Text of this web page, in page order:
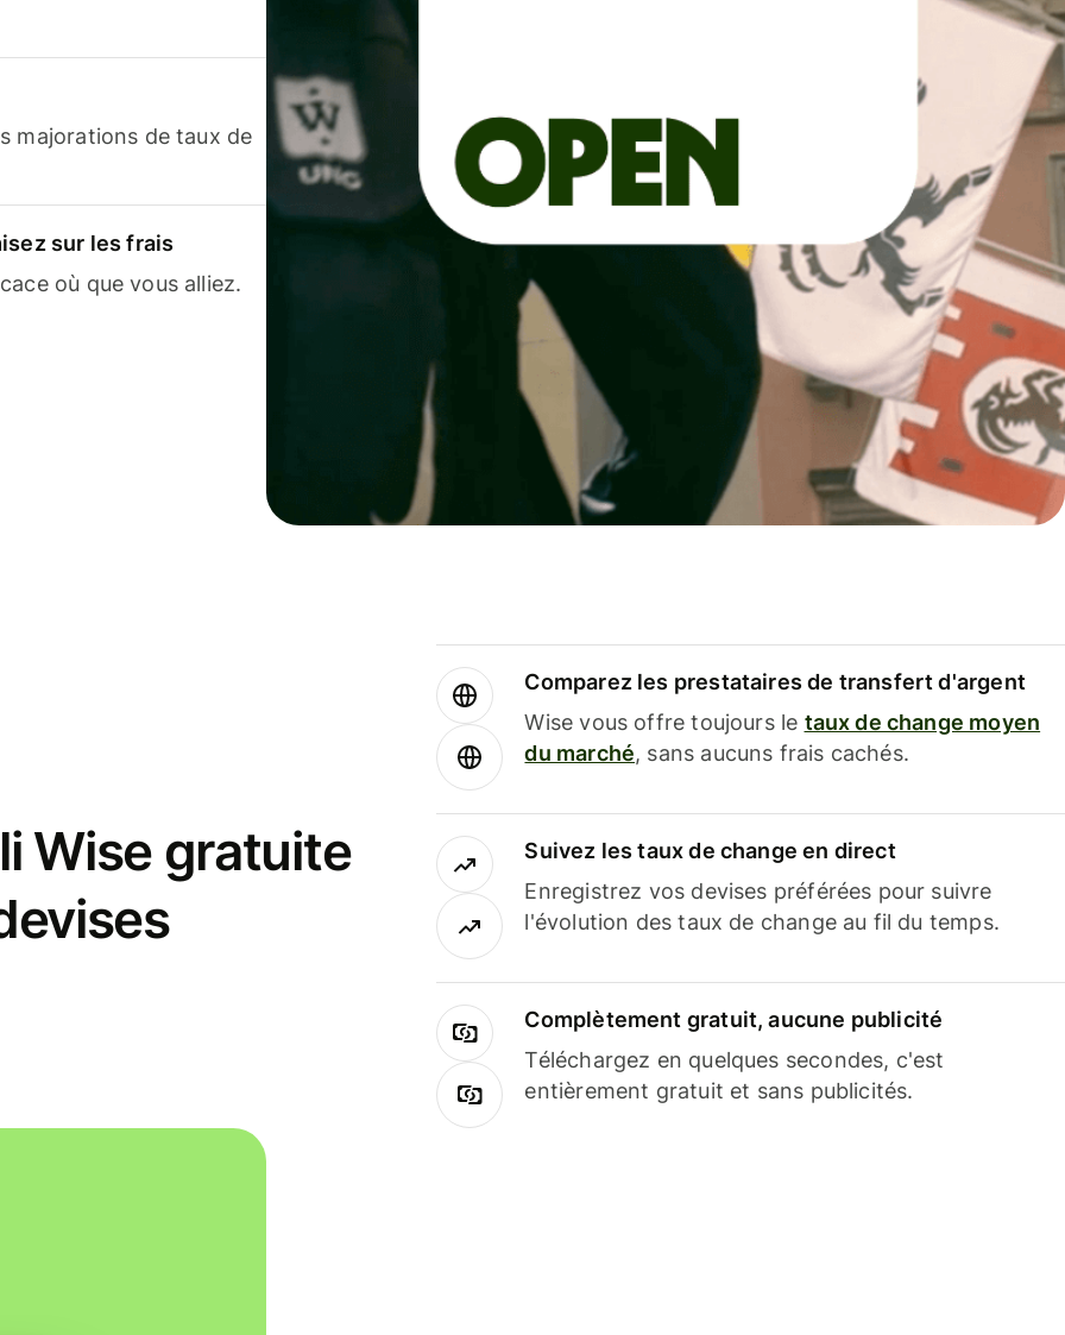
majorations de taux de
sur les frais
où que vous alliez.
Wise gratuite
Comparez les prestataires de transfert d'argent
Wise vous offre toujours le taux de change moyen
du marché, sans aucuns frais cachés.
Suivez les taux de change en direct
Enregistrez vos devises préférées pour suivre
l'évolution des taux de change au fil du temps.
Complètement gratuit, aucune publicité
Téléchargez en quelques secondes, c'est
entièrement gratuit et sans publicités.